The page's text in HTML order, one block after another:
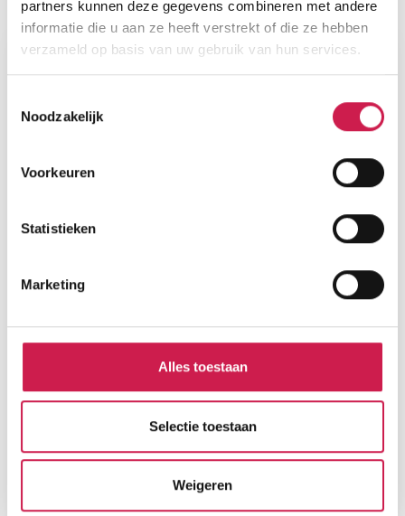
partners kunnen deze gegevens combineren met andere
informatie die u aan ze heeft verstrekt of die ze hebben
verzameld op basis van uw gebruik van hun services.
Noodzakelijk
Voorkeuren
Statistieken
Marketing
Alles toestaan
Selectie toestaan
Weigeren
Plattegronden